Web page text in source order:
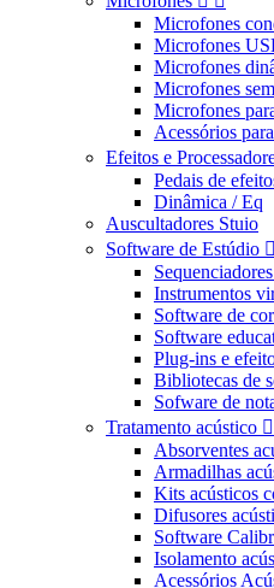
Microfones
Microfones
Microfones
Microfones
Microfones
Acessórios
Efeitos e
Pedais de
Dinâmica / Eq
Auscultadores Stuio
Software de Estúdio 
Instrumentos
Software de
Software
Plug-ins e
Bibliotecas de
Sofware de
Tratamento acústico 
Absorventes
Armadilhas
Kits acústicos
Difusores
Software
Isolamento
Acessórios